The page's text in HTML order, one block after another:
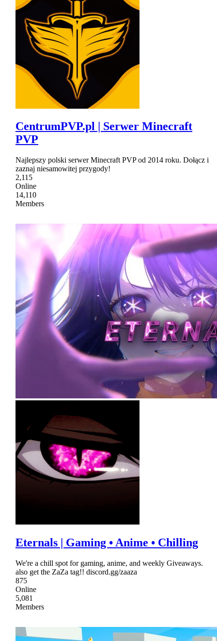
CentrumPVP.pl | Serwer Minecraft
PVP
Najlepszy polski serwer Minecraft PVP od 2014 roku. Dołącz i
zaznaj niesamowitej przygody!
2,115
Online
14,110
Members
Eternals | Gaming • Anime • Chilling
We're a chill spot for gaming, anime, and weekly Giveaways.
also get the ZaZa tag!! discord.gg/zaaza
875
Online
5,081
Members